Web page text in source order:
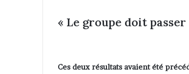
« Le groupe doit
Ces deux résultats avaient été